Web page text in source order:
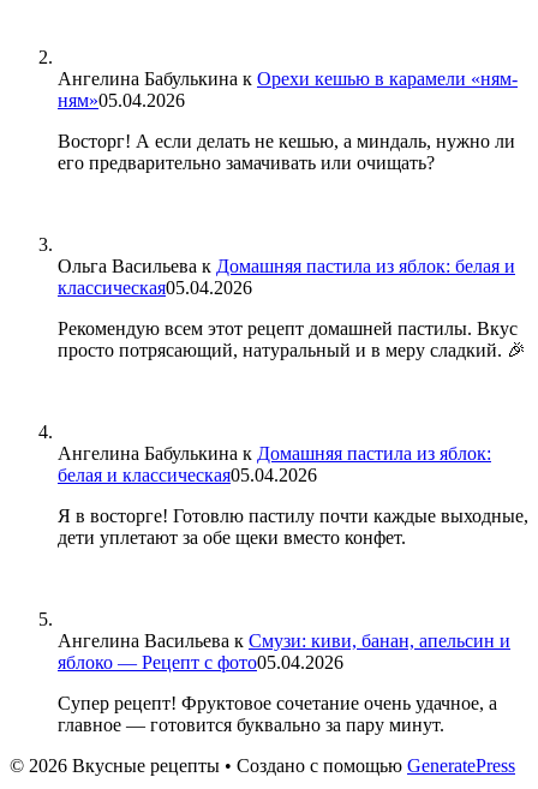
Ангелина Бабулькина к Орехи кешью в карамели «ням-
ням»05.04.2026
Восторг! А если делать не кешью, а миндаль, нужно ли
его предварительно замачивать или очищать?
Ольга Васильева к Домашняя пастила из яблок: белая и
классическая05.04.2026
Рекомендую всем этот рецепт домашней пастилы. Вкус
просто потрясающий, натуральный и в меру сладкий. 🎉
Ангелина Бабулькина к Домашняя пастила из яблок:
белая и классическая05.04.2026
Я в восторге! Готовлю пастилу почти каждые выходные,
дети уплетают за обе щеки вместо конфет.
Ангелина Васильева к Смузи: киви, банан, апельсин и
яблоко — Рецепт с фото05.04.2026
Супер рецепт! Фруктовое сочетание очень удачное, а
главное — готовится буквально за пару минут.
© 2026 Вкусные рецепты • Создано с помощью GeneratePress